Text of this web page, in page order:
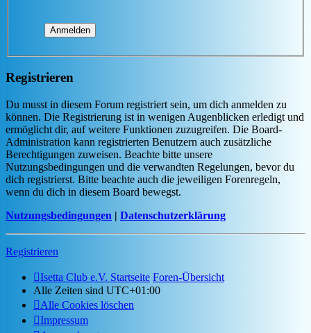
Registrieren
Du musst in diesem Forum registriert sein, um dich anmelden zu
können. Die Registrierung ist in wenigen Augenblicken erledigt und
ermöglicht dir, auf weitere Funktionen zuzugreifen. Die Board-
Administration kann registrierten Benutzern auch zusätzliche
Berechtigungen zuweisen. Beachte bitte unsere
Nutzungsbedingungen und die verwandten Regelungen, bevor du
dich registrierst. Bitte beachte auch die jeweiligen Forenregeln,
wenn du dich in diesem Board bewegst.
Nutzungsbedingungen | Datenschutzerklärung
Registrieren
Isetta Club e.V. Startseite Foren-Übersicht
Alle Zeiten sind UTC+01:00
Alle Cookies löschen
Impressum